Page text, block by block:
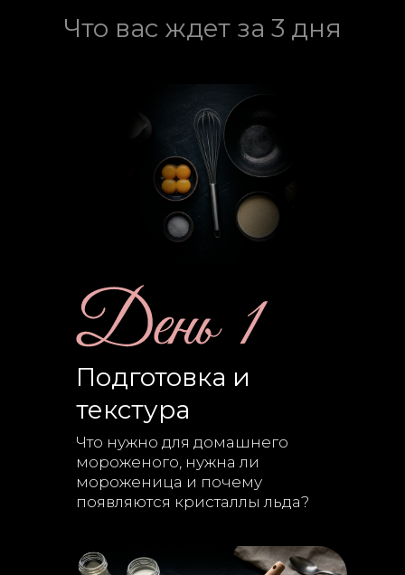
Подготовка и
текстура
Что нужно для домашнего
мороженого, нужна ли
мороженица и почему
появляются кристаллы льда?
Что вас ждет за 3 дня